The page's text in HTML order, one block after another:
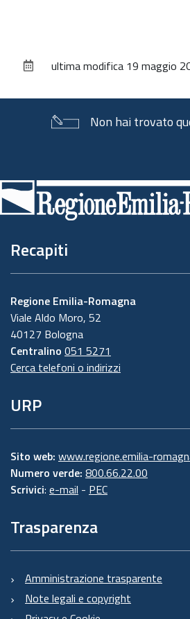
documentoultima modifica 19 maggio
Non hai trovato
di
pagina
Recapiti
Regione Emilia-Romagna
Viale Aldo Moro, 52
40127 Bologna
Centralino 051 5271
Cerca telefoni o indirizzi
URP
Sito web: www.regione.emilia-
Numero verde: 800.66.22.00
Scrivici: e-mail - PEC
Trasparenza
Amministrazione trasparente
Note legali e copyright